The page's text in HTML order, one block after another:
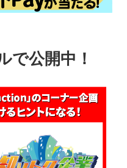
で公開中！